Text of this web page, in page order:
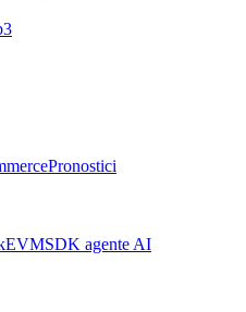
Pronostici
SDK agente AI